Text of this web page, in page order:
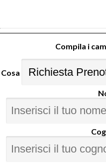
Compila i
Cosa